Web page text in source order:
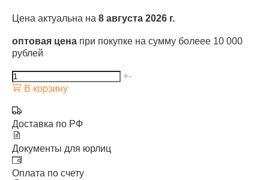
Цена актуальна на 8 августа 2026 г.
оптовая цена при покупке на сумму болеее 10 000
рублей
+-
В корзину
Доставка по РФ
Документы для юрлиц
Оплата по счету